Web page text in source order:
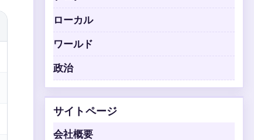
ローカル
ワールド
政治
サイトページ
会社概要